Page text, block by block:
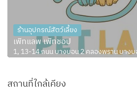
ร้านอุปกรณ์สัตว์เลี้ยง
เพ็ทแลพ เพ็ทชอป
1, 13-14 ถนน บางบอน 2 คลองพราน บาง
สถานที่ใกล้เคียง